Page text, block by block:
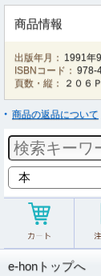
商品情報
出版年月： 1991年
ISBNコード： 978-
頁数・縦：
２０６
商品の返品について
e-honトップへ